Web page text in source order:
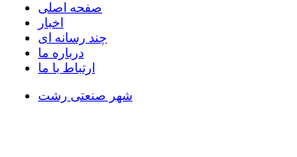
صفحه اصلی
اخبار
چند رسانه ای
درباره ما
ارتباط با ما
شهر صنعتی رشت